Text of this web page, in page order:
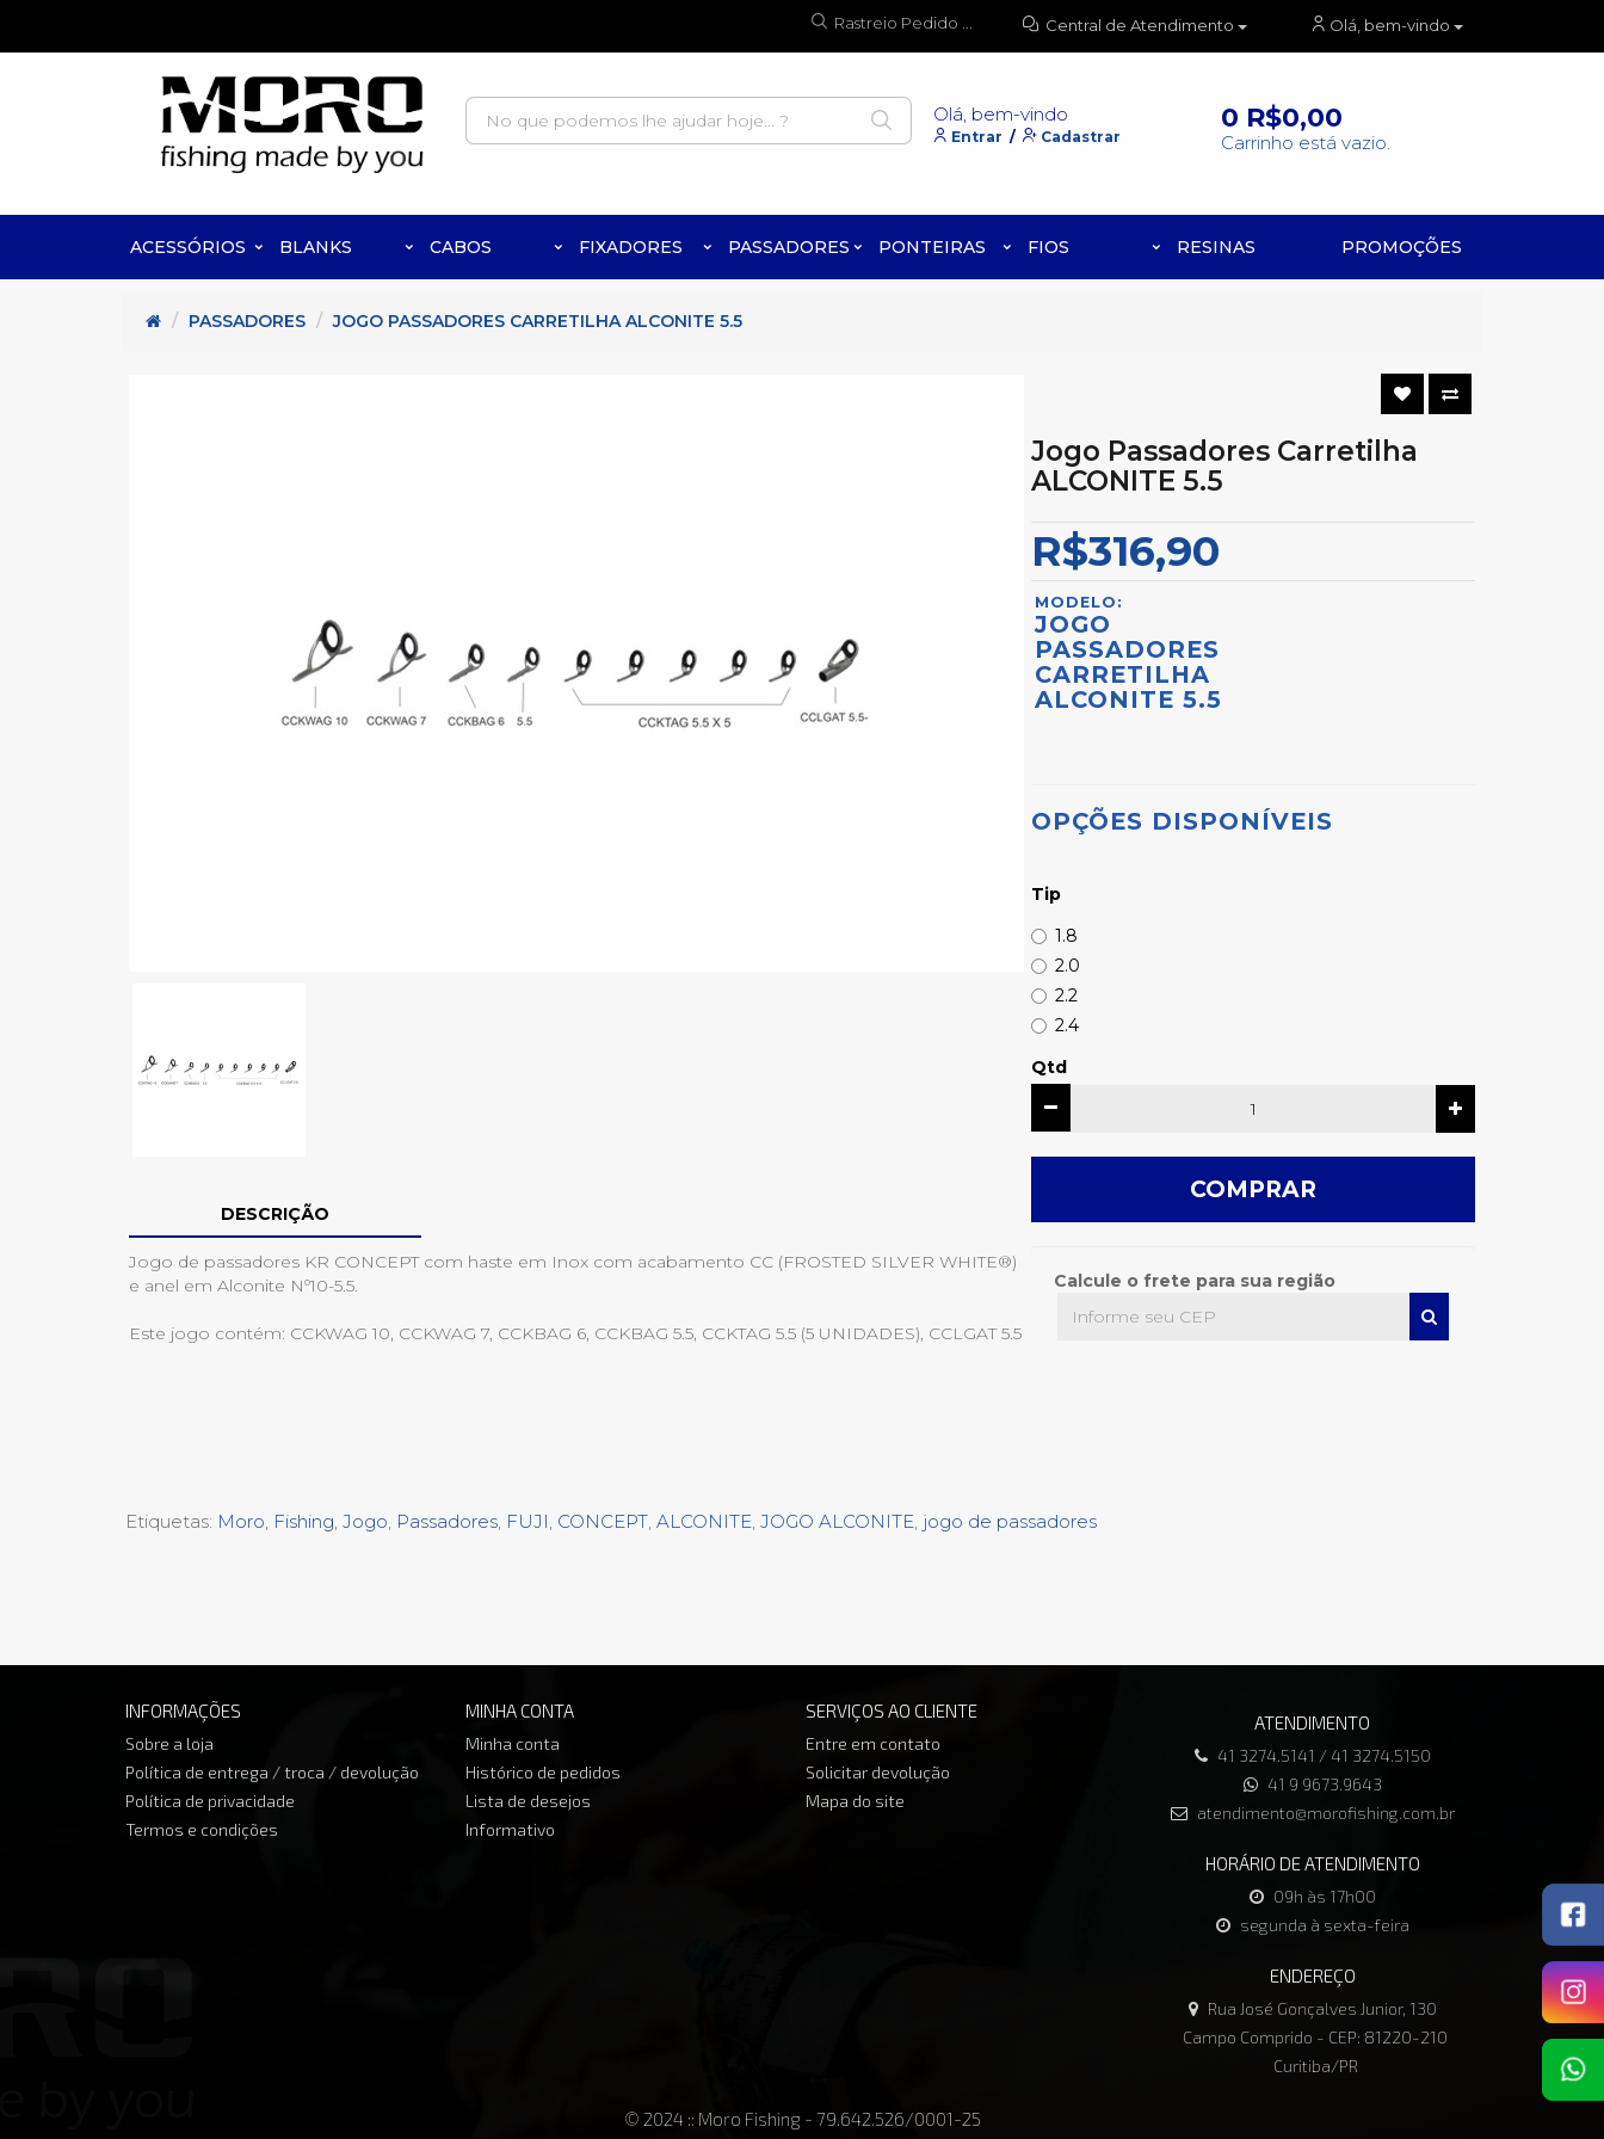
Rastreio Pedido ... Central de Atendimento Olá, bem-vindo
Olá, bem-vindo
Entrar / Cadastrar
0 R$0,00
Carrinho está vazio.
ACESSÓRIOS BLANKS CABOS FIXADORES PASSADORES PONTEIRAS FIOS RESINAS PROMOÇÕES
PASSADORES JOGO PASSADORES CARRETILHA ALCONITE 5.5
DESCRIÇÃO
Jogo de passadores KR CONCEPT com haste em Inox com acabamento CC (FROSTED SILVER WHITE®)
e anel em Alconite Nº10-5.5.
Este jogo contém: CCKWAG 10, CCKWAG 7, CCKBAG 6, CCKBAG 5.5, CCKTAG 5.5 (5 UNIDADES), CCLGAT 5.5
Jogo Passadores Carretilha
ALCONITE 5.5
R$316,90
MODELO:
JOGO
PASSADORES
CARRETILHA
ALCONITE 5.5
OPÇÕES DISPONÍVEIS
Tip
1.8
2.0
2.2
2.4
Qtd
COMPRAR
Calcule o frete para sua região
Etiquetas: Moro, Fishing, Jogo, Passadores, FUJI, CONCEPT, ALCONITE, JOGO ALCONITE, jogo de passadores
INFORMAÇÕES
Sobre a loja
Política de entrega / troca / devolução
Política de privacidade
Termos e condições
MINHA CONTA
Minha conta
Histórico de pedidos
Lista de desejos
Informativo
SERVIÇOS AO CLIENTE
Entre em contato
Solicitar devolução
Mapa do site
ATENDIMENTO
41 3274.5141 / 41 3274.5150
41 9 9673.9643
atendimento@morofishing.com.br
HORÁRIO DE ATENDIMENTO
09h às 17h00
segunda à sexta-feira
ENDEREÇO
Rua José Gonçalves Junior, 130
Campo Comprido - CEP: 81220-210
Curitiba/PR
© 2024 :: Moro Fishing - 79.642.526/0001-25